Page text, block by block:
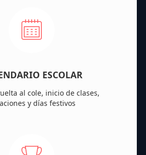
ESCOLAR
al cole, inicio de clases,
y días festivos